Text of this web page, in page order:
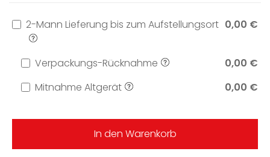
2-Mann Lieferung bis zum Aufstellungsort 0,00 €
Verpackungs-Rücknahme
0,00 €
Mitnahme Altgerät
0,00 €
In den Warenkorb